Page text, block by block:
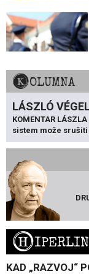
KOLUMNA
LÁSZLÓ VÉGEL
KOMENTAR
sistem može
H
KAD „RAZVOJ“